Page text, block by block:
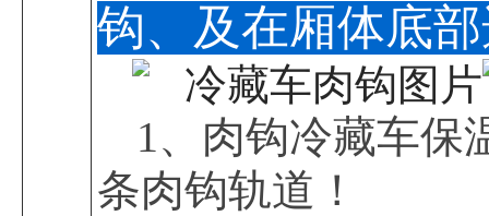
钩、及在厢体底
1、肉钩冷藏车保
条肉钩轨道！